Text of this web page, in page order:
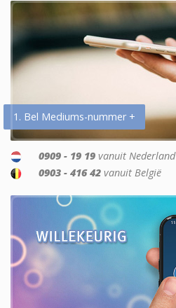
1. Bel Mediums-nummer +
0909 - 19 19 vanuit Nederland
0903 - 416 42 vanuit België